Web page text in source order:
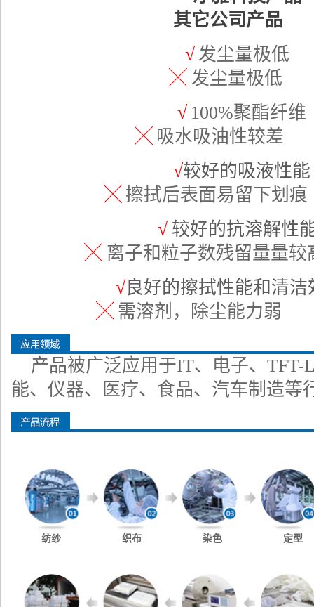
其它公司产品
√ 发
╳ 发尘量极低
√ 100%聚酯纤维
╳ 吸水吸油性较差
√较好的吸液性能
╳ 擦拭后表面易留下划痕
√ 较好的抗溶解性
╳ 离子和粒子数残留量量较
√良好的擦拭性能和清
╳ 需溶剂，除尘能力弱
产品被广泛应用于IT、电子、TFT-
能、仪器、医疗、食品、汽车制造等
纺纱 织布 染色 定型